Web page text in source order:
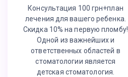
Консультация 100 грн+план
лечения для вашего ребенка.
Скидка 10% на первую пломбу!
Одной из важнейших и
ответственных областей в
стоматологии является
детская стоматология.